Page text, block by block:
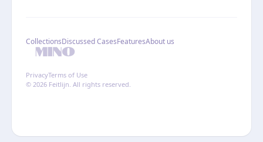
CollectionsDiscussed CasesFeaturesAbout us
PrivacyTerms of Use
© 2026 Feitlijn. All rights reserved.